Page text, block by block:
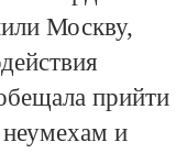
Москву,
прийти
и